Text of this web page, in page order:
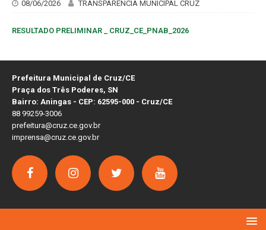
08/06/2026 TRANSPARÊNCIA MUNICIPAL CRUZ
RESULTADO PRELIMINAR _ CRUZ_CE_PNAB_2026
Prefeitura Municipal de Cruz/CE
Praça dos Três Poderes, SN
Bairro: Aningas - CEP: 62595-000 - Cruz/CE
88 99259-3006
prefeitura@cruz.ce.gov.br
imprensa@cruz.ce.gov.br